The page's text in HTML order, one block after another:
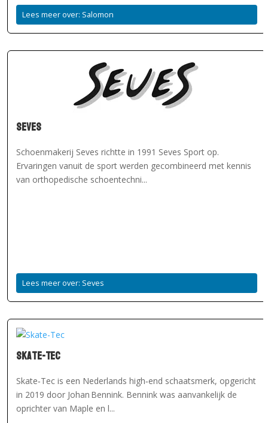
Lees meer over: Salomon
Seves
Schoenmakerij Seves richtte in 1991 Seves Sport op.
Ervaringen vanuit de sport werden gecombineerd met kennis
van orthopedische schoentechni...
Lees meer over: Seves
Skate-Tec
Skate‑Tec is een Nederlands high‑end schaatsmerk, opgericht
in 2019 door Johan Bennink. Bennink was aanvankelijk de
oprichter van Maple en l...